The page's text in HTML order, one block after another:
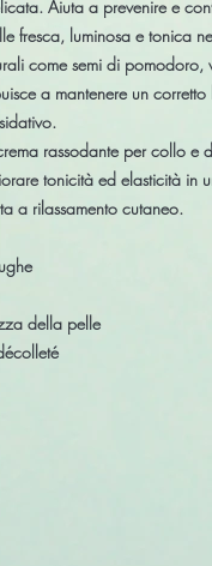
Aiuta a prevenire e
fresca, luminosa e tonica
come semi di pomodoro,
a mantenere un
rassodante per collo e
tonicità ed elasticità in
a rilassamento cutaneo.
della pelle